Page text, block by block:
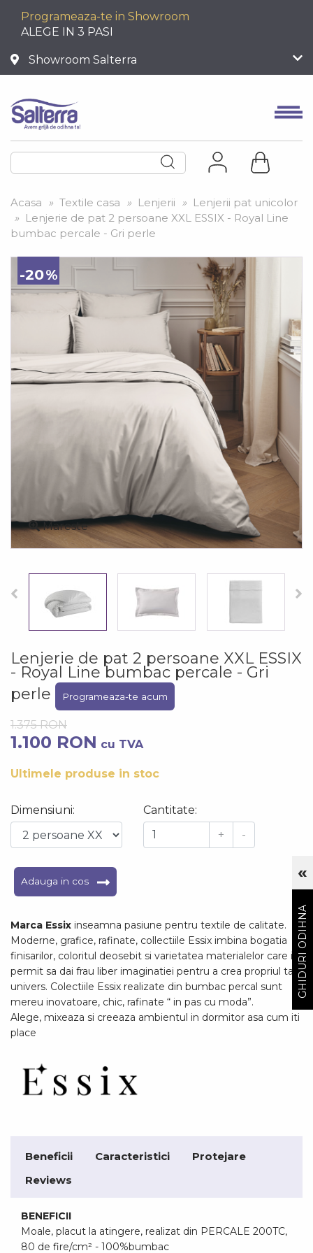
Programeaza-te in Showroom
ALEGE IN 3 PASI
Showroom Salterra
Acasa » Textile casa » Lenjerii » Lenjerii pat unicolor
» Lenjerie de pat 2 persoane XXL ESSIX - Royal Line
bumbac percale - Gri perle
-20
Mareste
Lenjerie de pat 2 persoane XXL ESSIX
- Royal Line bumbac percale - Gri
perle
Programeaza-te acum
1.375 RON
1.100 RON cu TVA
Ultimele produse in stoc
Dimensiuni:
Cantitate:
+
-
Adauga in cos
Marca Essix inseamna pasiune pentru textile de calitate.
Moderne, grafice, rafinate, collectiile Essix imbina bogatia
finisarilor, coloritul deosebit si varietatea materialelor care iti
permit sa dai frau liber imaginatiei pentru a crea propriul tau
univers. Colectiile Essix realizate din bumbac percal sunt
mereu inovatoare, chic, rafinate “ in pas cu moda”.
Alege, mixeaza si creeaza ambientul in dormitor asa cum iti
place
Beneficii Caracteristici
Protejare
Reviews
BENEFICII
Moale, placut la atingere, realizat din PERCALE 200TC,
80 de fire/cm² - 100%bumbac
«
GHIDURI ODIHNA